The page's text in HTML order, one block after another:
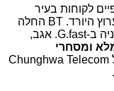
לקוחות בעיר
של 330 מגה בערוץ היורד. BT החלה
ברחבי בריטניה ב-G.fast. אגב,
ומסחרי
Chunghwa Telecom
.